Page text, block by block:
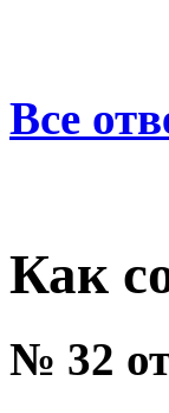
Все
Как
№ 32